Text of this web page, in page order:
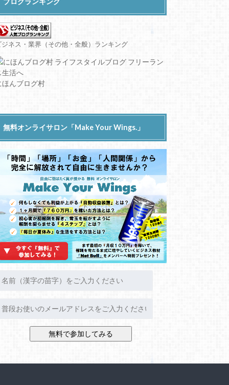
ジネス・業界（その他・全般）ランキング
ほんブログ村
無料オンライサロン「Make Your Wings.」